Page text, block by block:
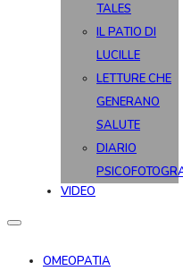
TALES
IL PATIO DI
LUCILLE
LETTURE CHE
GENERANO
SALUTE
DIARIO
VIDEO
OMEOPATIA